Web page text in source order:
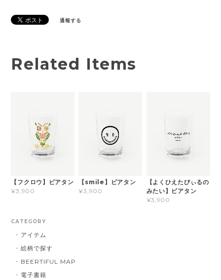
通報する
Related Items
【フクロウ】ビアタン
¥3,900
【smile】ビアタン
¥3,900
【よくひえたびぃるの
みたい】ビアタン
¥3,900
CATEGORY
アイテム
絵柄で探す
BEERTIFUL MAP
電子書籍